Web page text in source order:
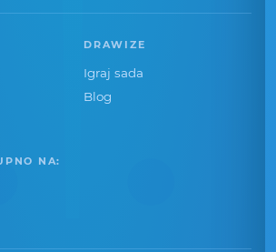
DRAWIZE
Igraj sada
Blog
NA: